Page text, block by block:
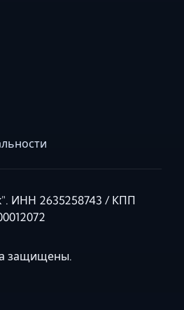
ИНН 2635258743 / КПП
защищены.